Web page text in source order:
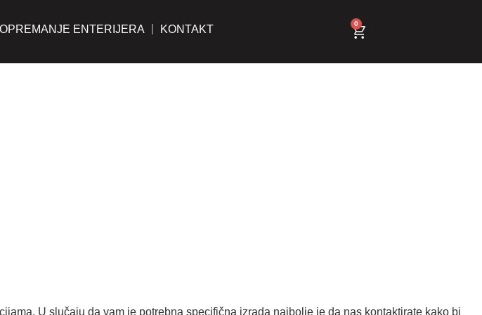
OPREMANJE ENTERIJERA KONTAKT 0
U slučaju da vam je potrebna specifična izrada najbolje je da nas kontaktirate kako bi